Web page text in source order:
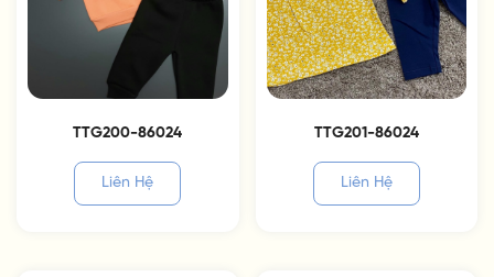
TTG200-86024
Liên Hệ
TTG201-86024
Liên Hệ